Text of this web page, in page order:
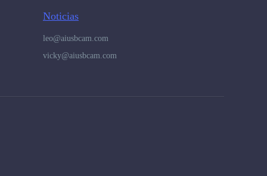
Noticias
leo@aiusbcam.com
vicky@aiusbcam.com